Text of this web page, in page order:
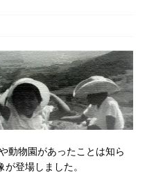
動物園があったことは知ら
登場しました。